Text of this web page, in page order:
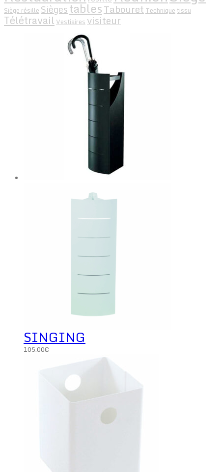
Siège résille SiègestablesTabouret Technique tissu
Télétravail Vestiaires visiteur
SINGING
105.00€